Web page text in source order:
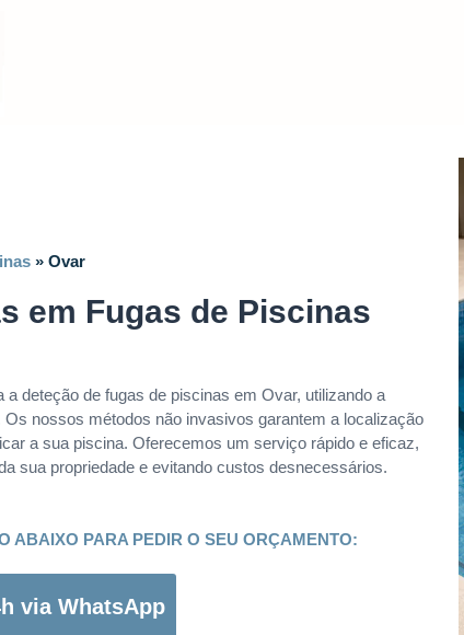
» Ovar
em Fugas de Piscinas
a deteção de fugas de piscinas em Ovar, utilizando a
nossos métodos não invasivos garantem a localização
a sua piscina. Oferecemos um serviço rápido e eficaz,
sua propriedade e evitando custos desnecessários.
ABAIXO PARA PEDIR O SEU ORÇAMENTO:
via WhatsApp